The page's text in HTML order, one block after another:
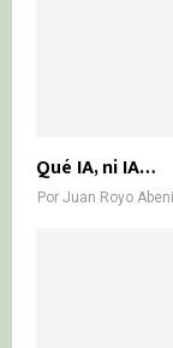
Qué IA, ni IA…
Por Juan Royo